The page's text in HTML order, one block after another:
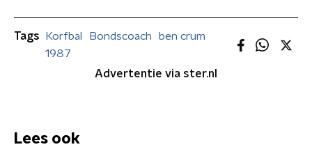
Tags Korfbal Bondscoach
ben crum
1987
Advertentie via ster.nl
Lees ook